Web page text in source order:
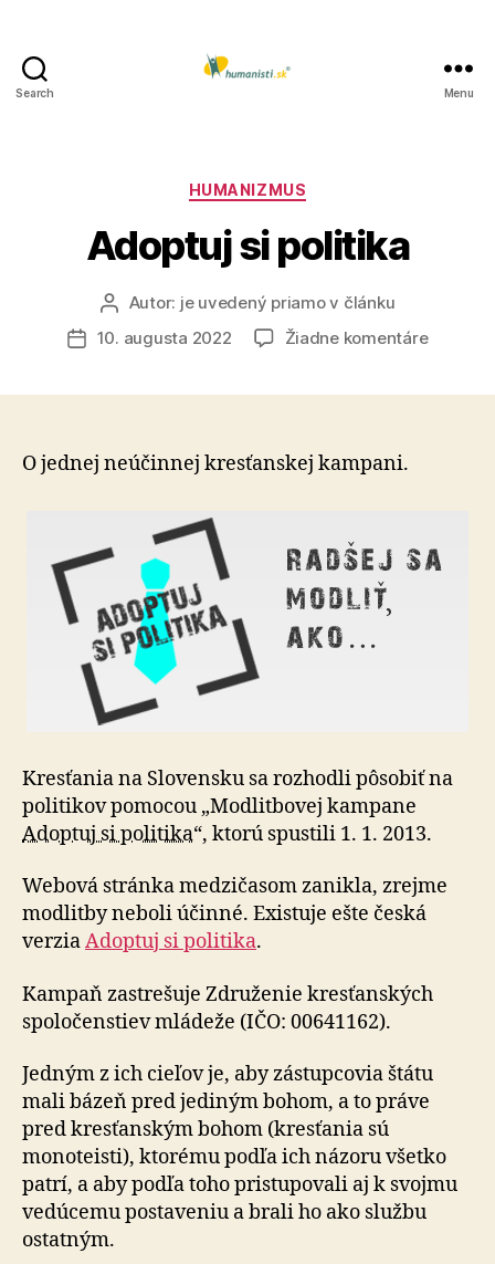
Search Menu
Kategórie
HUMANIZMUS
Adoptuj si politika
Autor
článku
Autor: je uvedený priamo v článku
Dátum
10. augusta 2022 Žiadne komentárena
O jednej neúčinnej kresťanskej kampani.
Kresťania na Slovensku sa rozhodli pôsobiť na
politikov pomocou „Modlitbovej kampane
Adoptuj si politika“, ktorú spustili 1. 1. 2013.
Webová stránka medzičasom zanikla, zrejme
modlitby neboli účinné. Existuje ešte česká
verziaAdoptuj si politika.
Kampaň zastrešuje Združenie kresťanských
spoločenstiev mládeže (IČO: 00641162).
Jedným z ich cieľov je, aby zástupcovia štátu
mali bázeň pred jediným bohom, a to práve
pred kresťanským bohom (kresťania sú
monoteisti), ktorému podľa ich názoru všetko
patrí, a aby podľa toho pristupovali aj k svojmu
vedúcemu postaveniu a brali ho ako službu
ostatným.